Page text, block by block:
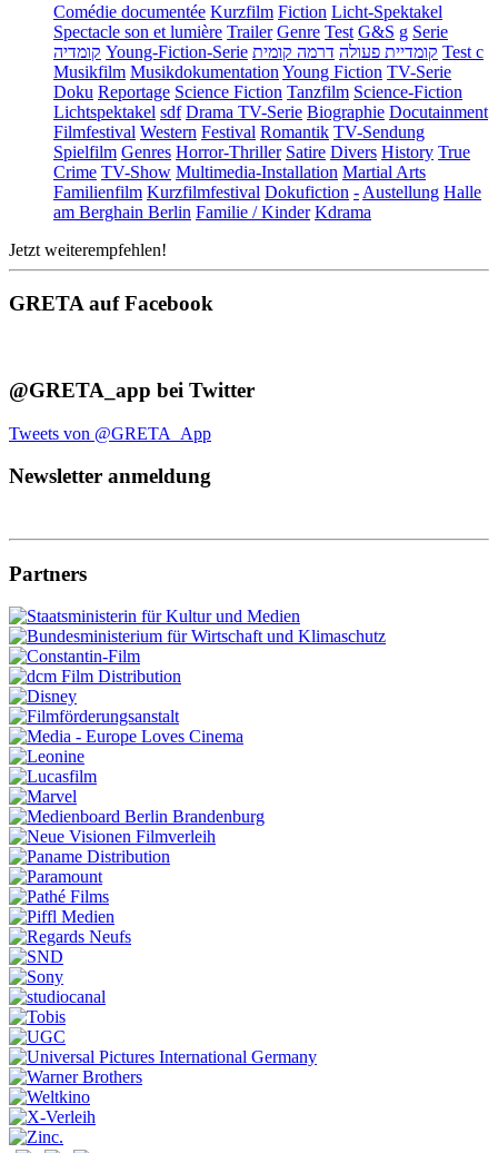
Comédie documentée Kurzfilm Fiction Licht-Spektakel
Spectacle son et lumière Trailer Genre Test G&S g Serie
קומדיה Young-Fiction-Serie קומדיית פעולה דרמה קומית
Test c
Musikfilm Musikdokumentation Young Fiction TV-Serie
Doku Reportage Science Fiction Tanzfilm Science-Fiction
Lichtspektakel sdf Drama TV-Serie Biographie Docutainment
Filmfestival Western Festival Romantik TV-Sendung
Spielfilm Genres Horror-Thriller Satire Divers History True
Crime TV-Show Multimedia-Installation Martial Arts
Familienfilm Kurzfilmfestival Dokufiction - Austellung Halle
am Berghain Berlin Familie / Kinder Kdrama
Jetzt weiterempfehlen!
GRETA auf Facebook
@GRETA_app bei Twitter
Tweets von @GRETA_App
Newsletter anmeldung
Partners